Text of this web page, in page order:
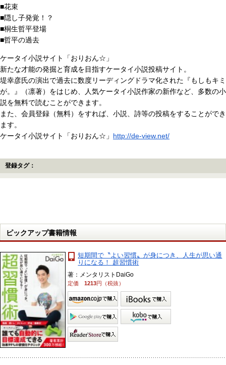
■花束
■隠し子発覚！？
■桐生哲平登場
■哲平の過去
ケータイ小説サイト「おりおん☆」
新たな才能の発掘と育成を目指すケータイ小説投稿サイト。
堤幸彦氏の演出で過去に数度リーディングドラマ化された『もしもキミ
が。』（凛著）をはじめ、人気ケータイ小説作家の新作など、多数の小
説を無料で読むことができます。
また、会員登録（無料）をすれば、小説、詩等の投稿をすることができ
ます。
ケータイ小説サイト「おりおん☆」 http://de-view.net/
登録タグ：
ピックアップ書籍情報
短期間で〝よい習慣〟が身につき、人生が思い通
りになる！ 超習慣術
著：メンタリストDaiGo
定価1213円（税抜）